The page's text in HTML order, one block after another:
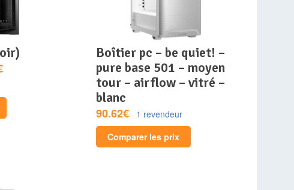
boîtier pc – be quiet! –
pure base 501 – moyen
tour – airflow – vitré –
blanc
90.62€
1 revendeur
Comparer les prix